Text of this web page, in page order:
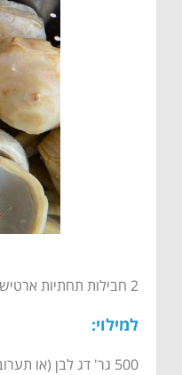
2 חבילות תחתיות ארטישוק קפואות, מופשרות
למילוי:
500 גר' דג לבן (או תערובת דגים) טרי קצוץ דק (הפעם השתמשתי בדניס קצוץ)